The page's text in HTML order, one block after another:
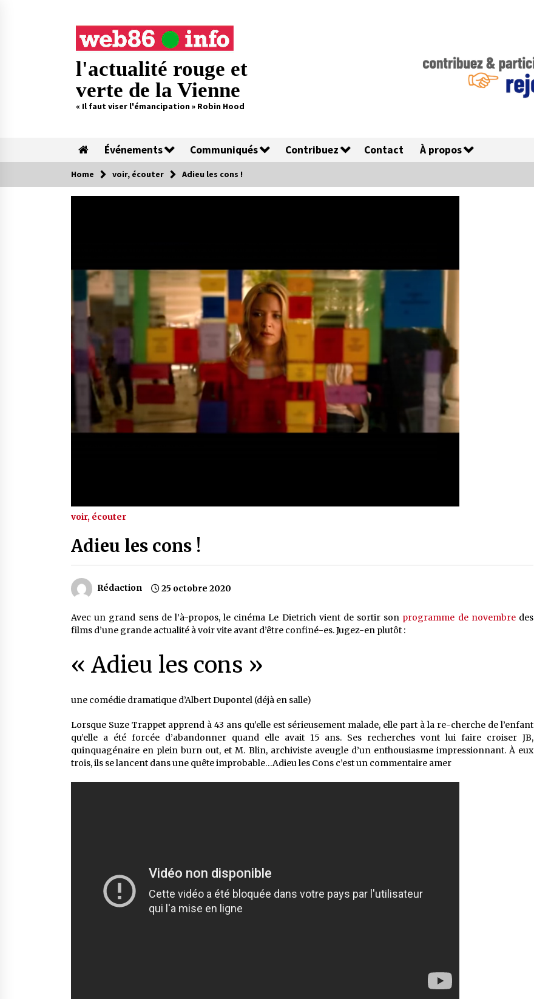
l'actualité rouge et
verte de la Vienne
« Il faut viser l'émancipation » Robin Hood
Événements Communiqués Contribuez Contact À propos
Home voir, écouter Adieu les cons !
voir, écouter
Adieu les cons !
Rédaction 25 octobre 2020
Avec un grand sens de l’à-propos, le cinéma Le Dietrich vient de sortir son programme de novembredes
films d’une grande actualité à voir vite avant d’être confiné-es. Jugez-en plutôt :
« Adieu les cons »
une comédie dramatique d’Albert Dupontel (déjà en salle)
Lorsque Suze Trappet apprend à 43 ans qu’elle est sérieusement malade, elle part à la re-cherche de l’enfant
qu’elle a été forcée d’abandonner quand elle avait 15 ans. Ses recherches vont lui faire croiser JB,
quinquagénaire en plein burn out, et M. Blin, archiviste aveugle d’un enthousiasme impressionnant. À eux
trois, ils se lancent dans une quête improbable…Adieu les Cons c’est un commentaire amer